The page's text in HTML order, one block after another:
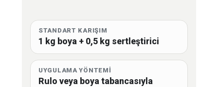
STANDART KARIŞIM
1 kg boya + 0,5 kg sertleştirici
UYGULAMA YÖNTEMİ
Rulo veya boya tabancasıyla